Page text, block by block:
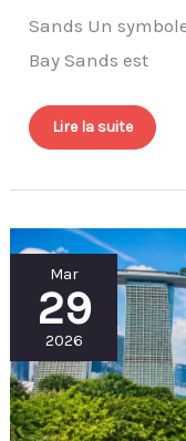
Sands Un
Bay Sands est
Lire la suite
Mar
29
2026
Que
visiter
à
Singapour
en
4
avec
un
budget
serré
?